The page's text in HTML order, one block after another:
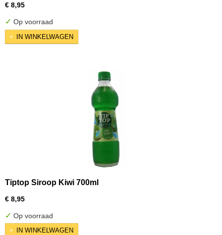
€ 8,95
✓ Op voorraad
IN WINKELWAGEN
Tiptop Siroop Kiwi 700ml
€ 8,95
✓ Op voorraad
IN WINKELWAGEN